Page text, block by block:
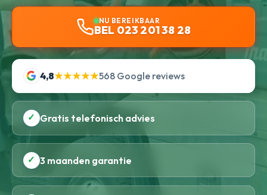
NU BEREIKBAAR
BEL 023 201 38 28
4,8★★★★★568 Google reviews
✓ Gratis telefonisch advies
✓ 3 maanden garantie